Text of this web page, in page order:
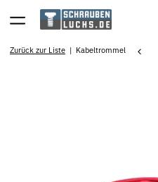
Zurück zur Liste Kabeltrommel